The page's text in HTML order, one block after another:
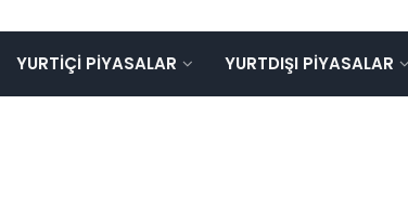
YURTIÇI PIYASALAR YURTDIŞI PIYASALAR